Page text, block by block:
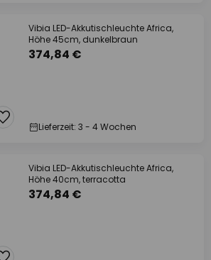
Vibia LED-Akkutischleuchte Africa,
Höhe 45cm, dunkelbraun
374,84 €
Lieferzeit: 3 - 4 Wochen
Vibia LED-Akkutischleuchte Africa,
Höhe 40cm, terracotta
374,84 €